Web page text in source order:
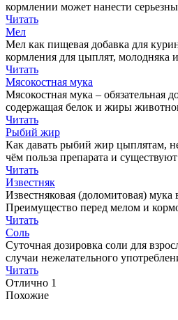
кормлении может нанести
Читать
Мел
Мел как пищевая добавка для
кормления для цыплят, молодняка
Читать
Мясокостная мука
Мясокостная мука – обязательная
содержащая белок и жиры
Читать
Рыбий жир
Как давать рыбий жир цыплятам,
чём польза препарата и
Читать
Известняк
Известняковая (доломитовая) мука
Преимущество перед мелом и
Читать
Соль
Суточная дозировка соли для
случаи нежелательного
Читать
Отлично 1
Похожие